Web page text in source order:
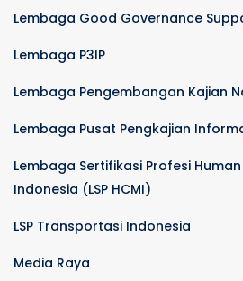
Lembaga Good Governance
Lembaga P3IP
Lembaga Pengembangan Kajian
Lembaga Pusat Pengkajian
Lembaga Sertifikasi Profesi
Indonesia (LSP HCMI)
LSP Transportasi Indonesia
Media Raya